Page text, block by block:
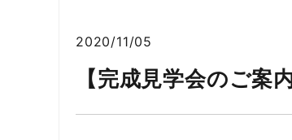
2020/11/05
【完成見学会のご